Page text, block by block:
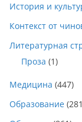
История и
Контекст от
Литературная
Проза (1)
Медицина (447)
Образование